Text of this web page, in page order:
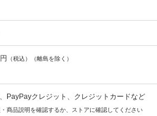
（税込）（離島を除く）
PayPayクレジット、クレジットカードなど
商品説明を確認するか、ストアに確認してください